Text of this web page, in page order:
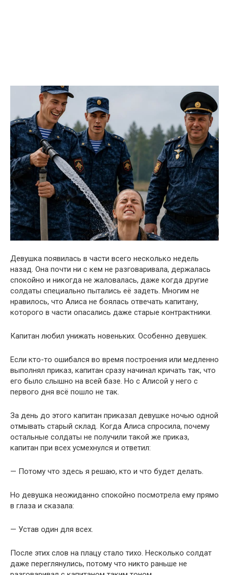
Девушка появилась в части всего несколько недель
назад. Она почти ни с кем не разговаривала, держалась
спокойно и никогда не жаловалась, даже когда другие
солдаты специально пытались её задеть. Многим не
нравилось, что Алиса не боялась отвечать капитану,
которого в части опасались даже старые контрактники.
Капитан любил унижать новеньких. Особенно девушек.
Если кто-то ошибался во время построения или медленно
выполнял приказ, капитан сразу начинал кричать так, что
его было слышно на всей базе. Но с Алисой у него с
первого дня всё пошло не так.
За день до этого капитан приказал девушке ночью одной
отмывать старый склад. Когда Алиса спросила, почему
остальные солдаты не получили такой же приказ,
капитан при всех усмехнулся и ответил:
— Потому что здесь я решаю, кто и что будет делать.
Но девушка неожиданно спокойно посмотрела ему прямо
в глаза и сказала:
— Устав один для всех.
После этих слов на плацу стало тихо. Несколько солдат
даже переглянулись, потому что никто раньше не